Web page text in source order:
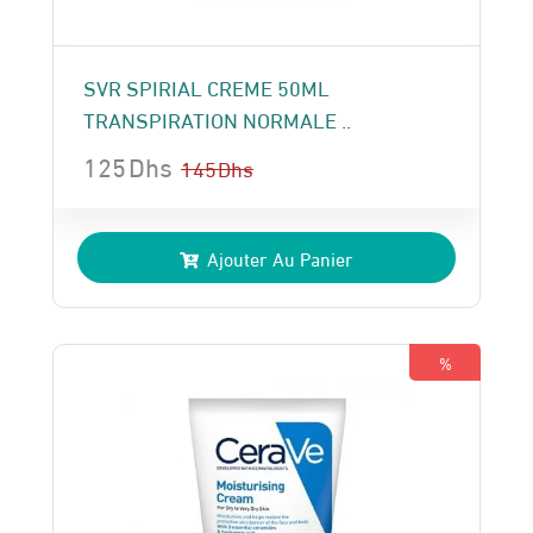
SVR SPIRIAL CREME 50ML
TRANSPIRATION NORMALE ..
145Dhs
prix
initial
était :
145 Dhs.
125Dhs
prix
actuel
est :
125 Dhs.
Ajouter Au Panier
%